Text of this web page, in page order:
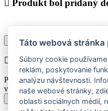
Produkt bol pridaný
Pokračovať v nákupe
Chyba při vkládání
Prosím vyberte najskôr jednu z
vloženie do košíka.
Späť k výberu veľkostí
Táto webová
Súbory cookie
reklám, poskytovanie
analýzu návštevnosti.
naše webové stránky,
oblasti sociálnych médií,